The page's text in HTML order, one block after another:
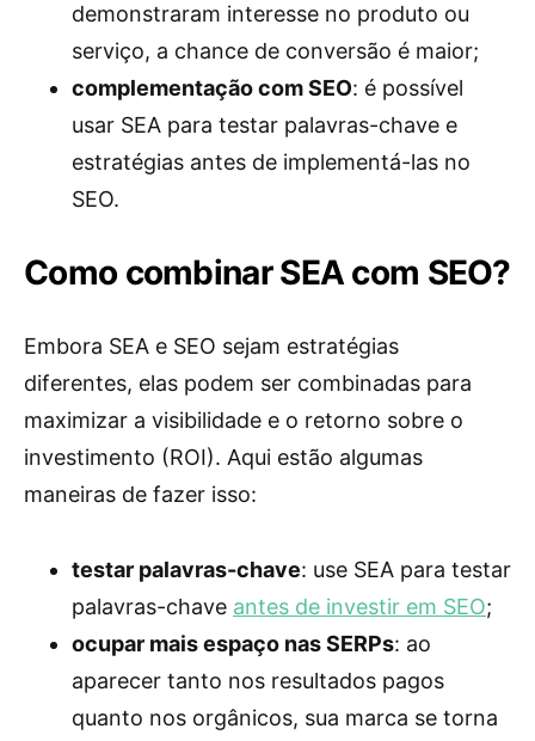
demonstraram interesse no produto ou
serviço, a chance de conversão é maior;
complementação com SEO: é possível
usar SEA para testar palavras-chave e
estratégias antes de implementá-las no
SEO.
Como combinar SEA com SEO?
Embora SEA e SEO sejam estratégias
diferentes, elas podem ser combinadas para
maximizar a visibilidade e o retorno sobre o
investimento (ROI). Aqui estão algumas
maneiras de fazer isso:
testar palavras-chave: use SEA para testar
palavras-chave antes de investir em SEO;
ocupar mais espaço nas SERPs: ao
aparecer tanto nos resultados pagos
quanto nos orgânicos, sua marca se torna